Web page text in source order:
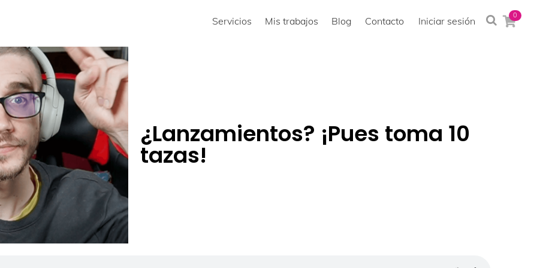
0
Servicios Mis trabajos Blog Contacto Iniciar sesión
¿Lanzamientos? ¡Pues toma 10
tazas!